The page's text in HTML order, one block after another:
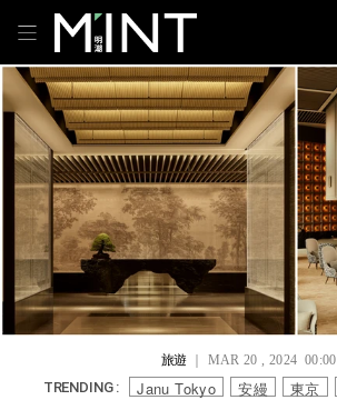
旅遊｜ MAR 20 , 2024 00:00
TRENDING : Janu Tokyo 安縵 東京